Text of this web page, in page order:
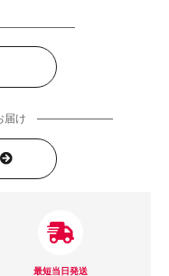
届け
最短当日発送